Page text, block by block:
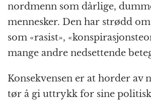
nordmenn som dårlige,
mennesker. Den har strødd
som «rasist»,
mange andre nedsettende
Konsekvensen er at horder av
tør å gi uttrykk for sine